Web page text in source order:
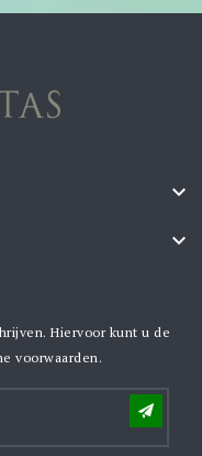


Hiervoor kunt u de
voorwaarden.